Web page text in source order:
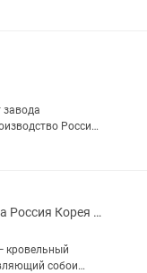
установленным
кровельных...
завода
Россия,
наличии на
сразу же
есть все
Металлочерепица Россия Корея Китай. Толщина 0.40-0.50
кровельный
собои